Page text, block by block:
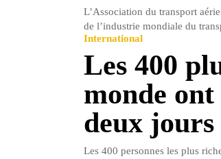
L’Association du transport
de l’industrie mondiale du
International
Les 400
monde
deux
Les 400 personnes les plus